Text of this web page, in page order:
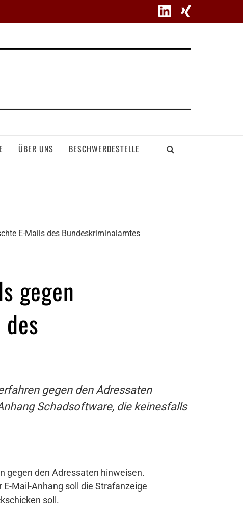
ÜBER UNS BESCHWERDESTELLE
E-Mails des Bundeskriminalamtes
gegen
gegen den Adressaten
Schadsoftware, die keinesfalls
gegen den Adressaten hinweisen.
Mail-Anhang soll die Strafanzeige
soll.